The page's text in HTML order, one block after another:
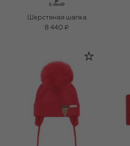
Шерстяная шапка
8 440 ₽